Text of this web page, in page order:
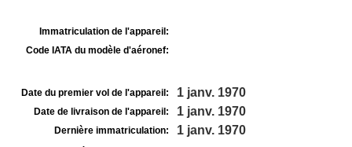
Immatriculation de l'appareil:
Code IATA du modèle d'aéronef:
Date du premier vol de l'appareil: 1 janv. 1970
Date de livraison de l'appareil: 1 janv. 1970
Dernière immatriculation: 1 janv. 1970